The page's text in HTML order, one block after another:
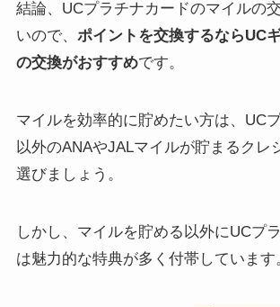
結論、UCプラチナカードのマイルの
いので、 ポイントを交換するならUC
の交換がおすすめです。
マイルを効率的に貯めたい方は、UC
以外のANAやJALマイルが貯まるクレ
選びましょう。
しかし、マイルを貯める以外にUCプ
は魅力的な特典が多く付帯しています